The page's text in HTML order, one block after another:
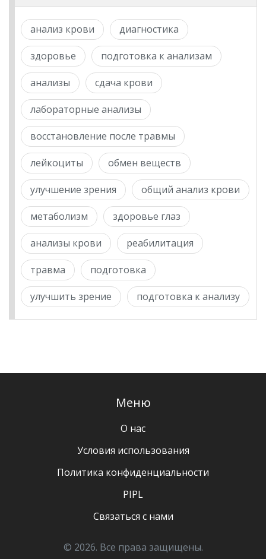
анализ крови диагностика
здоровье подготовка к анализам
анализы сдача крови
лабораторные анализы
восстановление после травмы
лейкоциты обмен веществ
улучшение зрения общий анализ крови
метаболизм здоровье глаз
анализы крови реабилитация
травма подготовка
улучшить зрение подготовка к анализу
Меню
О нас
Условия использования
Политика конфиденциальности
PIPL
Связаться с нами
© 2026. Все права защищены.